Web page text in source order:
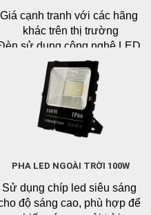
Giá cạnh tranh với các hãng
khác trên thị trường
sử dụng công nghệ LED
siêu sáng, tiết kiệm điện năng
và tuổi thọ cao
Ánh sáng ổn định, tốt cho mắt
Tương thích điện từ trường
không gây ra hiện tượng
nhiễu cho sản phẩm điện tử
của các thiết bị điện tử khác
Không chứa thủy ngân và
hóa chất độc hại, không phát
PHA LED NGOÀI TRỜI 100W
Sử dụng chíp led siêu sáng
độ sáng cao, phù hợp để